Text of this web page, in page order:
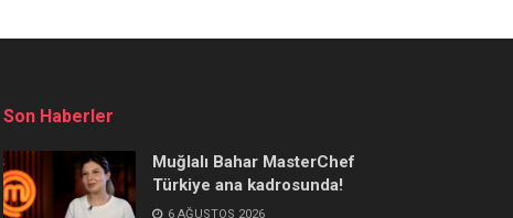
Son Haberler
Muğlalı Bahar MasterChef
Türkiye ana kadrosunda!
6 AĞUSTOS 2026